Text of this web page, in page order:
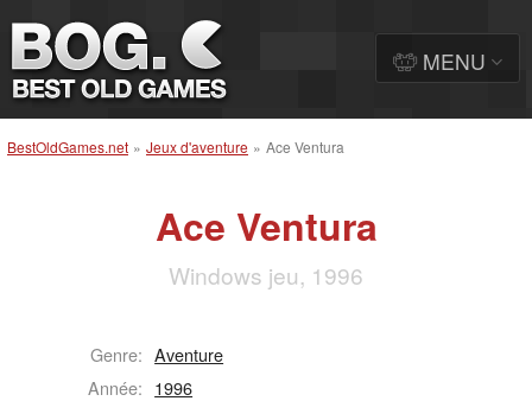
BestOldGames.net » Jeux d'aventure » Ace Ventura
Ace Ventura
Windows jeu, 1996
Genre: Aventure
Année: 1996
MENU